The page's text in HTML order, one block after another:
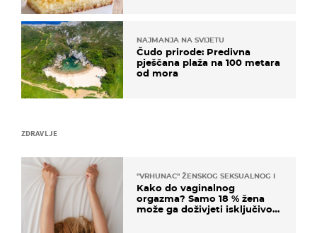
ZDRAVLJE
"VRHUNAC" ŽENSKOG SEKSUALNOG ISKUSTVA
Kako do vaginalnog
orgazma? Samo 18 % žena
može ga doživjeti isključivo
NAJMANJA NA SVIJETU
Čudo prirode: Predivna
pješčana plaža na 100 metara
od mora